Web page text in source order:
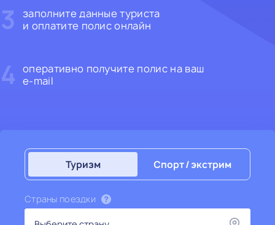
3
заполните данные туриста
и оплатите полис онлайн
4 оперативно получите полис на ваш
e-mail
Туризм Спорт / Экстрим
Страны поездки